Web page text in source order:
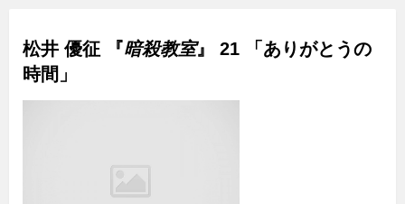
松井 優征 『暗殺教室』 21 「ありがとうの
時間」